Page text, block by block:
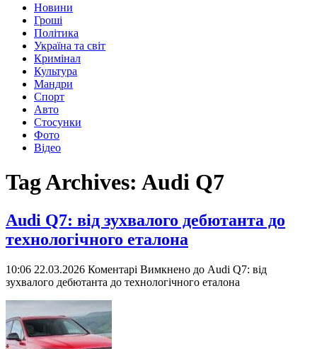
Новини
Гроші
Політика
Україна та світ
Кримінал
Культура
Мандри
Спорт
Авто
Стосунки
Фото
Відео
Tag Archives: Audi Q7
Audi Q7: від зухвалого дебютанта до
технологічного еталона
10:06 22.03.2026 Коментарі Вимкнено до Audi Q7: від
зухвалого дебютанта до технологічного еталона